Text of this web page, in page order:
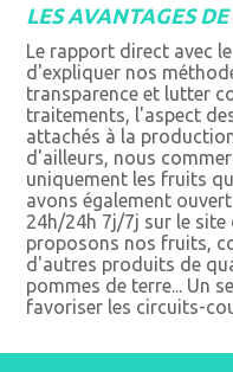
LES AVANTAGES
Le rapport direct avec
d'expliquer nos
transparence et lutter
traitements, l'aspect
attachés à la
d'ailleurs, nous
uniquement les fruits
avons également
24h/24h 7j/7j sur le site
proposons nos fruits,
d'autres produits de
pommes de terre... Un
favoriser les circuits-